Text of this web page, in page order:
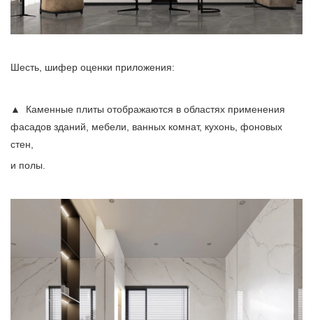
Шесть, шифер оценки приложения:
▲ Каменные плиты отображаются в областях применения
фасадов зданий, мебели, ванных комнат, кухонь, фоновых
стен,
и полы.